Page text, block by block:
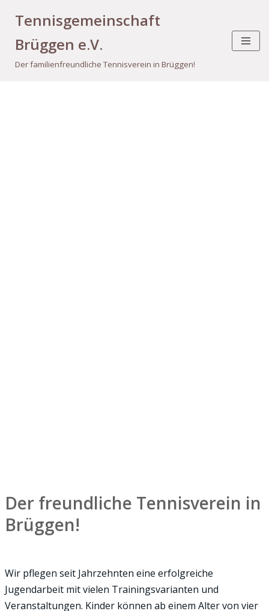
Inhalt
springen
Tennisgemeinschaft
Brüggen e.V.
Der familienfreundliche Tennisverein in Brüggen!
Der freundliche Tennisverein in
Brüggen!
Wir pflegen seit Jahrzehnten eine erfolgreiche
Jugendarbeit mit vielen Trainingsvarianten und
Veranstaltungen. Kinder können ab einem Alter von vier